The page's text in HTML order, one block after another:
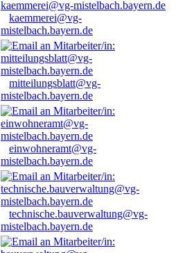
kaemmerei@vg-
mistelbach.bayern.de
mitteilungsblatt@vg-
mistelbach.bayern.de
einwohneramt@vg-
mistelbach.bayern.de
technische.bauverwaltung@vg-
mistelbach.bayern.de